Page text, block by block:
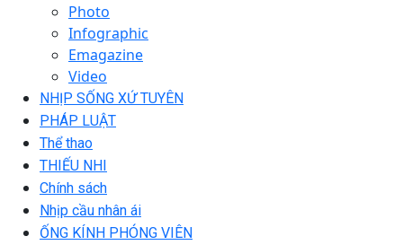
Photo
Infographic
Emagazine
Video
NHỊP SỐNG XỨ TUYÊN
PHÁP LUẬT
Thể thao
THIẾU NHI
Chính sách
Nhịp cầu nhân ái
ỐNG KÍNH PHÓNG VIÊN